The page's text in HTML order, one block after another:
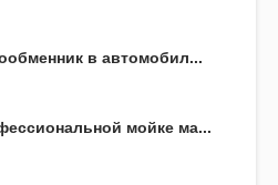
в автомобил...
мойке ма...